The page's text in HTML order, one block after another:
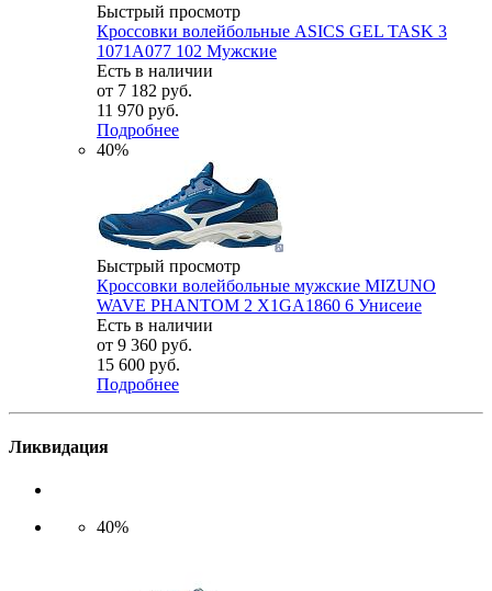
Быстрый просмотр
Кроссовки волейбольные ASICS GEL TASK 3
1071A077 102 Мужские
Есть в наличии
от 7 182 руб.
11 970 руб.
Подробнее
40%
Быстрый просмотр
Кроссовки волейбольные мужские MIZUNO
WAVE PHANTOM 2 X1GA1860 6 Унисеие
Есть в наличии
от 9 360 руб.
15 600 руб.
Подробнее
Ликвидация
40%